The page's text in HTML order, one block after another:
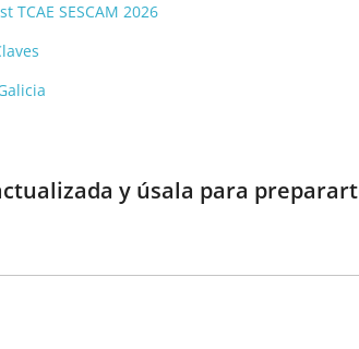
SESCAM 2026
y úsala para